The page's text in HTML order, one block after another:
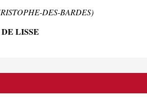
DES-BARDES)
LISSE